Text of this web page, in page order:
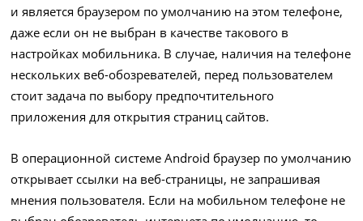
и является браузером по умолчанию на этом телефоне,
даже если он не выбран в качестве такового в
настройках мобильника. В случае, наличия на телефоне
нескольких веб-обозревателей, перед пользователем
стоит задача по выбору предпочтительного
приложения для открытия страниц сайтов.
В операционной системе Android браузер по умолчанию
открывает ссылки на веб-страницы, не запрашивая
мнения пользователя. Если на мобильном телефоне не